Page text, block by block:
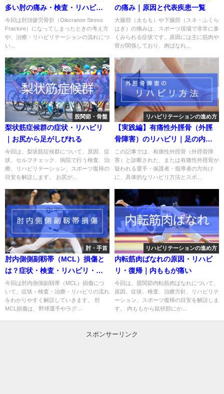
多い肘の痛み・検査・リハビリ
を解説
今回は肘頭疲労骨折（Olecranon Stress
Fracture）になってしまったときの考え方
や、治療・リハビリテーションの流れにつ
い...
の痛み｜原因と代表疾患一覧
大腿部（太もも）や下腿部（スネ・ふくら
はぎ）の痛みは、スポーツ現場で非常に多
くみられる症状です。原因には主に筋肉や
骨が関係しており、肉ばなれ...
股関節・骨盤
梨状筋症候群の症状・リハビリ
｜お尻から足がしびれる
今回は、梨状筋症候群について、原因、症
状、セルフチェック、病院で行う検査、治
療、リハビリテーション、スポーツ復帰の
目安を解説します。 お尻が...
リハビリテーションの進め方
【実践編】有痛性外脛骨（外脛
骨障害）のリハビリ｜足の内側
の痛み・復帰基準を解説
この記事では、有痛性外脛骨（外脛骨障
害）と診断された、または有痛性外脛骨が
疑われる選手・保護者・指導者の方向け
に、具体的なリハビリ方法とスポ...
肘・手首
肘内側側副靱帯（MCL）損傷と
は？症状・検査・リハビリ・復
帰までを解説
今回は肘内側側副靱帯（MCL）損傷につ
いて、症状・検査・治療・リハビリの流れ
をわかりやすく解説していきます。 肘
MCL損傷は、野球選手やラグ...
リハビリテーションの進め方
内転筋肉ばなれの原因・リハビ
リ・復帰｜内ももが痛い
今回は、股関節内転筋肉ばなれについて、
原因、症状、検査、治療方針、リハビリテ
ーション、スポーツ復帰の目安を解説しま
す。 内ももから鼠径部にか...
スポンサーリンク